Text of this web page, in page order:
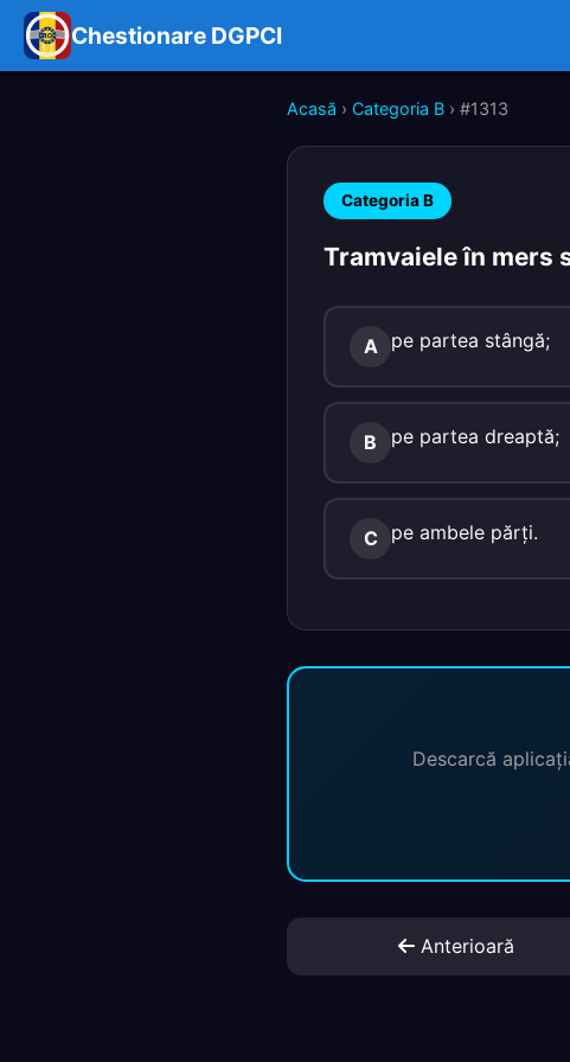
Chestionare DGPCI
Acasă › Categoria B › #1313
Categoria B
Tramvaiele în mers
A pe partea stângă;
B pe partea dreaptă;
C pe ambele părţi.
Descarcă
Anterioară